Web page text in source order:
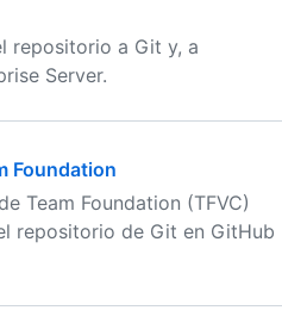
repositorio a Git y, a
Server.
Foundation
Team Foundation (TFVC)
repositorio de Git en GitHub